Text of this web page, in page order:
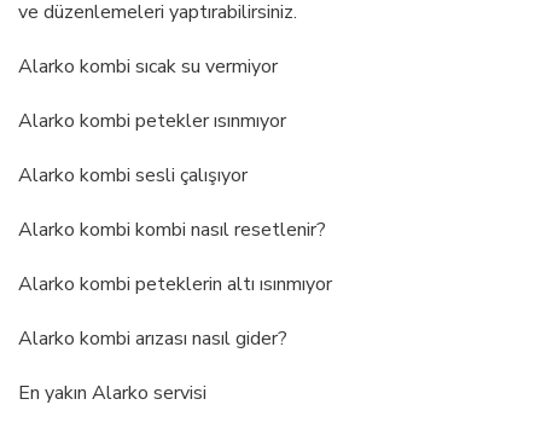
ve düzenlemeleri yaptırabilirsiniz.
Alarko kombi sıcak su vermiyor
Alarko kombi petekler ısınmıyor
Alarko kombi sesli çalışıyor
Alarko kombi kombi nasıl resetlenir?
Alarko kombi peteklerin altı ısınmıyor
Alarko kombi arızası nasıl gider?
En yakın Alarko servisi